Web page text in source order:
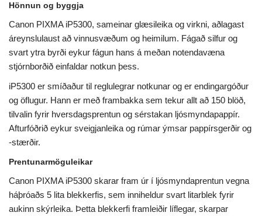
Hönnun og byggja
Canon PIXMA iP5300, sameinar glæsileika og virkni, aðlagast
áreynslulaust að vinnusvæðum og heimilum. Fágað silfur og
svart ytra byrði eykur fágun hans á meðan notendavæna
stjórnborðið einfaldar notkun þess.
iP5300 er smíðaður til reglulegrar notkunar og er endingargóður
og öflugur. Hann er með frambakka sem tekur allt að 150 blöð,
tilvalin fyrir hversdagsprentun og sérstakan ljósmyndapappír.
Afturfóðrið eykur sveigjanleika og rúmar ýmsar pappírsgerðir og
-stærðir.
Prentunarmöguleikar
Canon PIXMA iP5300 skarar fram úr í ljósmyndaprentun vegna
háþróaðs 5 lita blekkerfis, sem inniheldur svart litarblek fyrir
aukinn skýrleika. Þetta blekkerfi framleiðir líflegar, skarpar